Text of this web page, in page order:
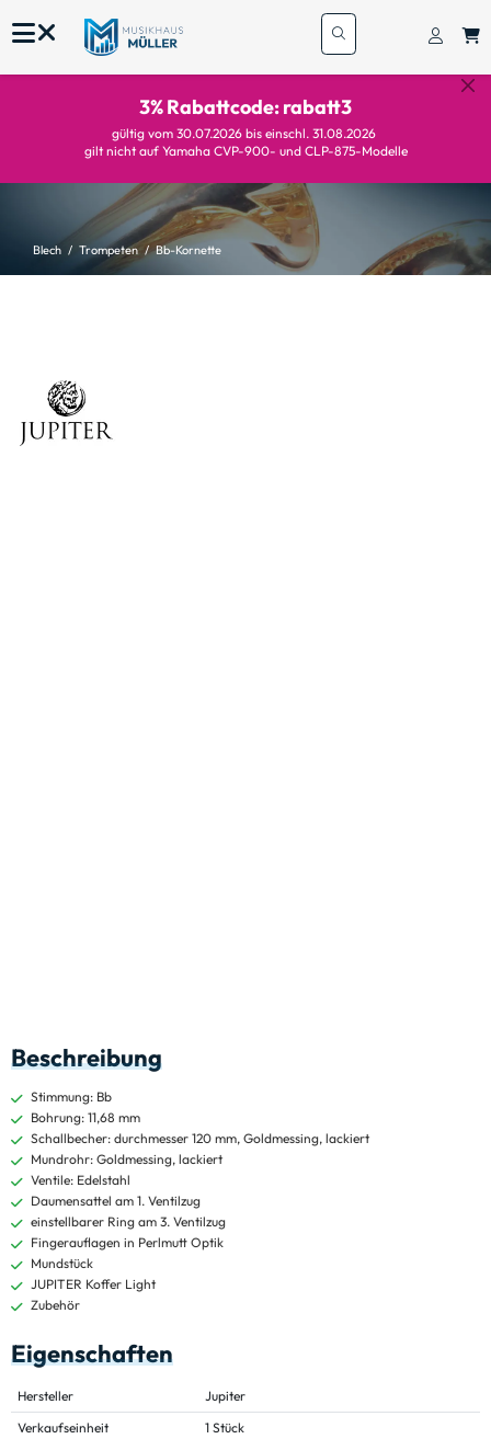
3% Rabattcode: rabatt3
gültig vom 30.07.2026 bis einschl. 31.08.2026
gilt nicht auf Yamaha CVP-900- und CLP-875-Modelle
Blech Trompeten Bb-Kornette
Beschreibung
Stimmung: Bb
Bohrung: 11,68 mm
Schallbecher: durchmesser 120 mm, Goldmessing, lackiert
Mundrohr: Goldmessing, lackiert
Ventile: Edelstahl
Daumensattel am 1. Ventilzug
einstellbarer Ring am 3. Ventilzug
Fingerauflagen in Perlmutt Optik
Mundstück
JUPITER Koffer Light
Zubehör
Eigenschaften
Hersteller
Jupiter
Verkaufseinheit
1 Stück